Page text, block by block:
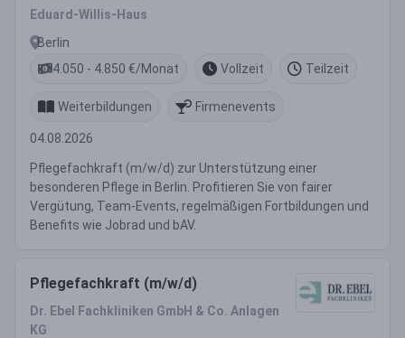
Eduard-Willis-Haus
Berlin
4.050 - 4.850 €/Monat
Vollzeit Teilzeit
Weiterbildungen Firmenevents
04.08.2026
Pflegefachkraft (m/w/d) zur Unterstützung einer
besonderen Pflege in Berlin. Profitieren Sie von fairer
Vergütung, Team-Events, regelmäßigen Fortbildungen und
Benefits wie Jobrad und bAV.
Pflegefachkraft (m/w/d)
Dr. Ebel Fachkliniken GmbH & Co. Anlagen
KG